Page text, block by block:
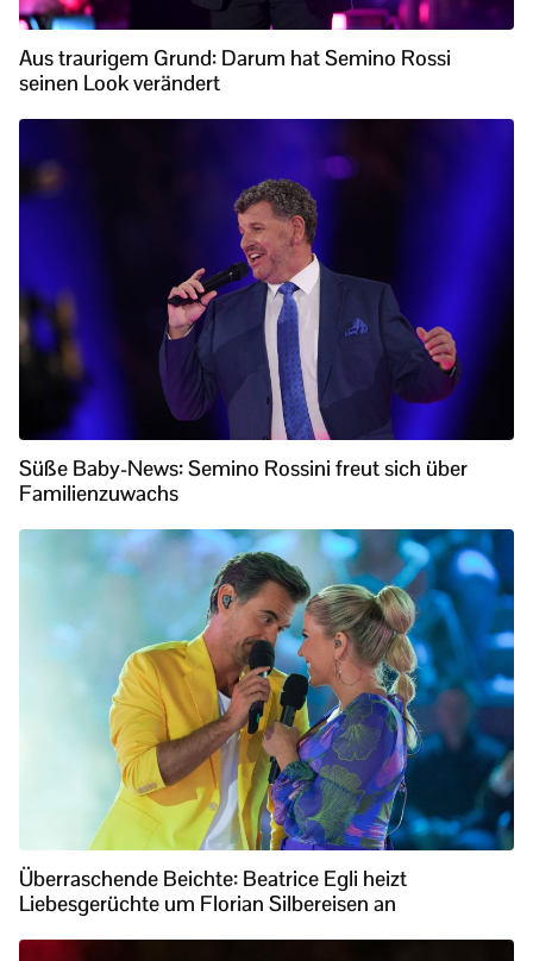
Aus traurigem Grund: Darum hat Semino Rossi
seinen Look verändert
Süße Baby-News: Semino Rossini freut sich über
Familienzuwachs
Überraschende Beichte: Beatrice Egli heizt
Liebesgerüchte um Florian Silbereisen an